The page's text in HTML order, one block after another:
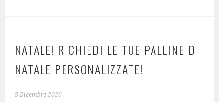
NATALE! RICHIEDI LE TUE PALLINE DI
NATALE PERSONALIZZATE!
8 Dicembre 2020